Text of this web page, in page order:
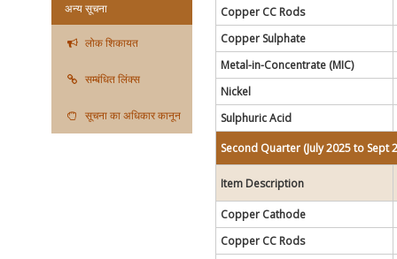
अन्य सूचना
लोक शिकायत
सम्बंधित लिंक्स
सूचना का अधिकार कानून
Copper CC Rods
Copper Sulphate
Metal-in-Concentrate (MIC)
Nickel
Sulphuric Acid
Second Quarter (July 2025 to Sept
Item Description
Copper Cathode
Copper CC Rods